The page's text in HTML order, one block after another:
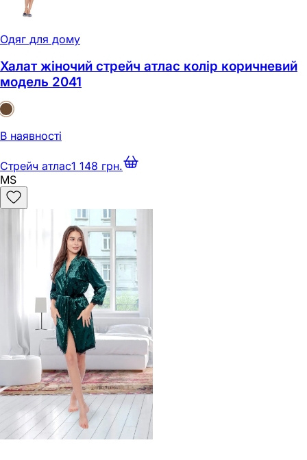
Одяг для дому
Халат жіночий стрейч атлас колір коричневий
модель 2041
В наявності
Стрейч атлас1 148 грн.
MS